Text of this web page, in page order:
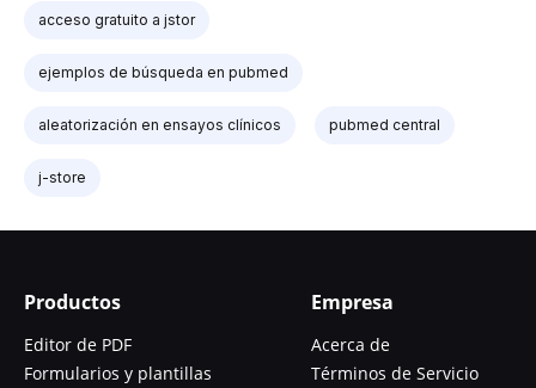
acceso gratuito a jstor
ejemplos de búsqueda en pubmed
aleatorización en ensayos clínicos pubmed central
j-store
Productos
Editor de PDF
Formularios y plantillas
Empresa
Acerca de
Términos de Servicio